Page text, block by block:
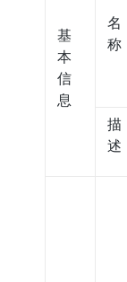
基
本
信
息
名
称
描
述